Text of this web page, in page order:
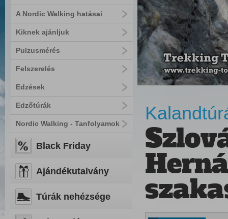
A Nordic Walking hatásai
Kiknek ajánljuk
Pulzusmérés
Felszerelés
Edzések
Edzőtúrák
Nordic Walking - Tanfolyamok
Black Friday
Ajándékutalvány
Túrák nehézsége